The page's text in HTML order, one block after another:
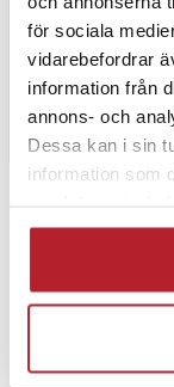
för sociala
vidarebefordrar
information från
annons- och
Dessa kan i sin
information som